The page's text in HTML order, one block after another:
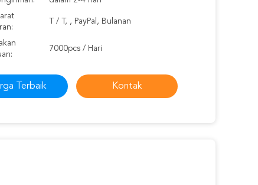
T / T, , PayPal, Bulanan
7000pcs / Hari
Terbaik Kontak